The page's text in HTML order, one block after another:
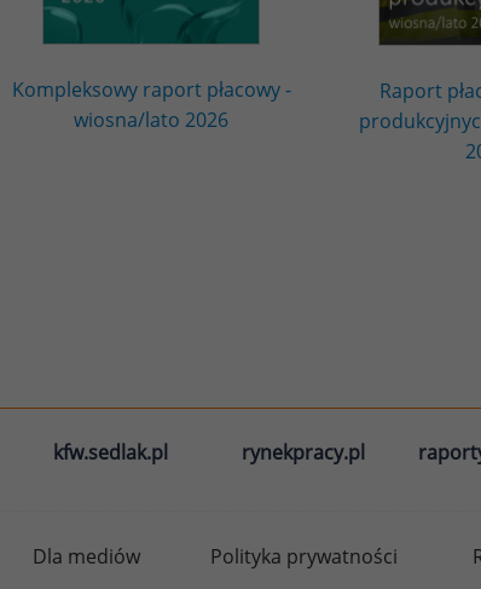
Kompleksowy raport płacowy -
wiosna/lato 2026
Raport
kfw.sedlak.pl rynekpracy.pl
Dla mediów Polityka prywatności